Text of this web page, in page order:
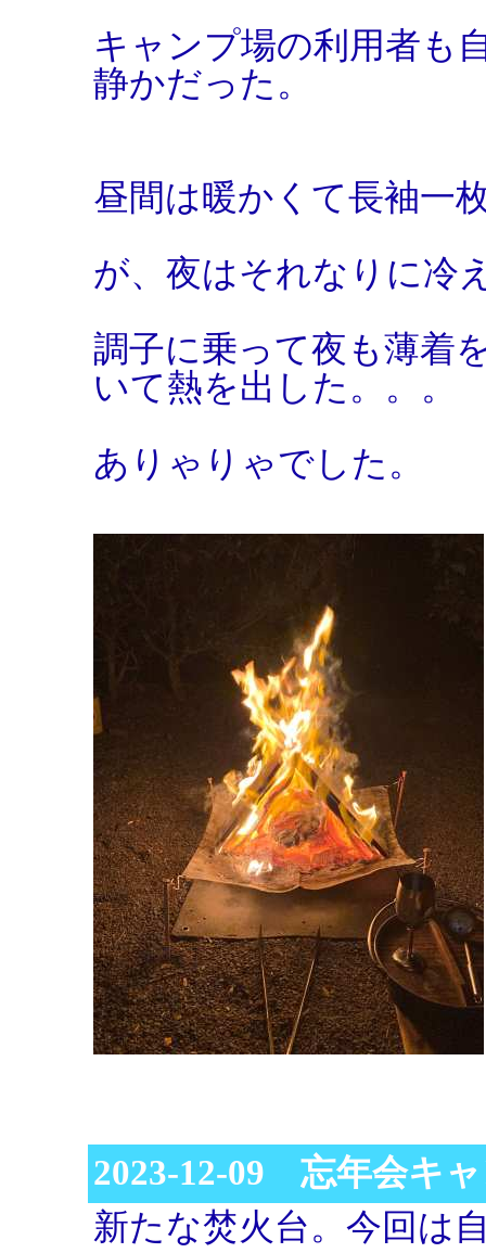
キャンプ場の利用者も
静かだった。
昼間は暖かくて長袖一
が、夜はそれなりに冷
調子に乗って夜も薄着
いて熱を出した。。。
ありゃりゃでした。
2023-12-09 忘年会キ
新たな焚火台。今回は